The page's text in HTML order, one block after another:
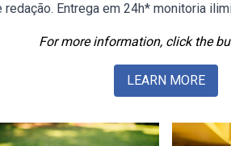
Entrega em 24h* monitoria
For more information, click the
LEARN MORE